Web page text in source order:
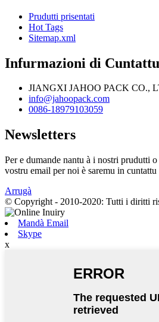
Prudutti prisentati
Hot Tags
Sitemap.xml
Infurmazioni di Cuntattu
JIANGXI JAHOO PACK CO.,
info@jahoopack.com
0086-18979103059
Newsletters
Per e dumande nantu à i nostri prudutti
vostru email per noi è saremu in
Arrugà
© Copyright - 2010-2020: Tutti i diritti
Mandà Email
Skype
x